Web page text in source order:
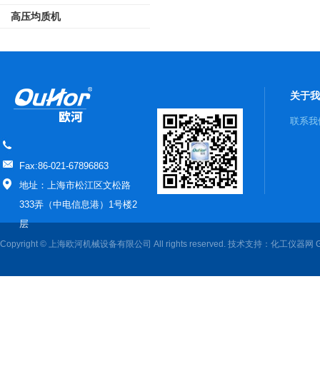
高压均质机
Fax:86-021-67896863
地址：上海市松江区文松路
333弄（中电信息港）1号楼2
层
关于
联系我
Copyright © 上海欧河机械设备有限公司 All rights reserved. 技术支持： 化工仪器网